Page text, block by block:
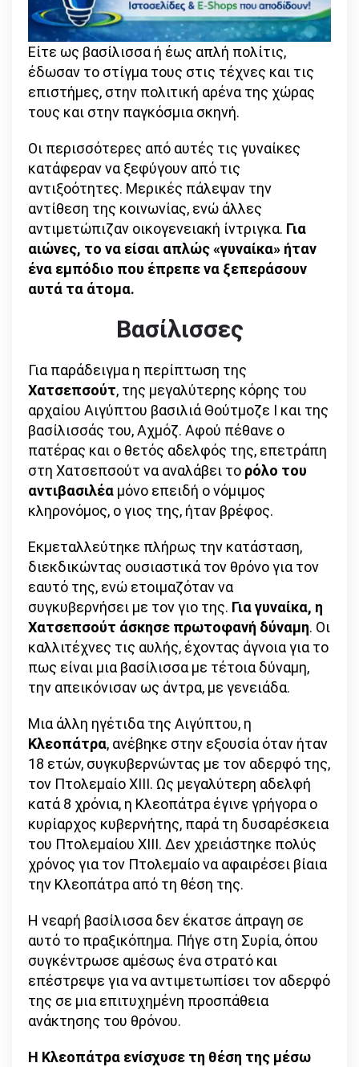
Είτε ως βασίλισσα ή έως απλή πολίτις,
έδωσαν το στίγμα τους στις τέχνες και τις
επιστήμες, στην πολιτική αρένα της χώρας
τους και στην παγκόσμια σκηνή.
Οι περισσότερες από αυτές τις γυναίκες
κατάφεραν να ξεφύγουν από τις
αντιξοότητες. Μερικές πάλεψαν την
αντίθεση της κοινωνίας, ενώ άλλες
αντιμετώπιζαν οικογενειακή ίντριγκα. Για
αιώνες, το να είσαι απλώς «γυναίκα» ήταν
ένα εμπόδιο που έπρεπε να ξεπεράσουν
αυτά τα άτομα.
Βασίλισσες
Για παράδειγμα η περίπτωση της
Χατσεπσούτ, της μεγαλύτερης κόρης του
αρχαίου Αιγύπτου βασιλιά Θούτμοζε Ι και της
βασίλισσάς του, Αχμόζ. Αφού πέθανε ο
πατέρας και ο θετός αδελφός της, επετράπη
στη Χατσεπσούτ να αναλάβει το ρόλο του
αντιβασιλέα μόνο επειδή ο νόμιμος
κληρονόμος, ο γιος της, ήταν βρέφος.
Εκμεταλλεύτηκε πλήρως την κατάσταση,
διεκδικώντας ουσιαστικά τον θρόνο για τον
εαυτό της, ενώ ετοιμαζόταν να
συγκυβερνήσει με τον γιο της. Για γυναίκα, η
Χατσεπσούτ άσκησε πρωτοφανή δύναμη. Οι
καλλιτέχνες τις αυλής, έχοντας άγνοια για το
πως είναι μια βασίλισσα με τέτοια δύναμη,
την απεικόνισαν ως άντρα, με γενειάδα.
Μια άλλη ηγέτιδα της Αιγύπτου, η
Κλεοπάτρα, ανέβηκε στην εξουσία όταν ήταν
18 ετών, συγκυβερνώντας με τον αδερφό της,
τον Πτολεμαίο XIII. Ως μεγαλύτερη αδελφή
κατά 8 χρόνια, η Κλεοπάτρα έγινε γρήγορα ο
κυρίαρχος κυβερνήτης, παρά τη δυσαρέσκεια
του Πτολεμαίου XIII. Δεν χρειάστηκε πολύς
χρόνος για τον Πτολεμαίο να αφαιρέσει βίαια
την Κλεοπάτρα από τη θέση της.
Η νεαρή βασίλισσα δεν έκατσε άπραγη σε
αυτό το πραξικόπημα. Πήγε στη Συρία, όπου
συγκέντρωσε αμέσως ένα στρατό και
επέστρεψε για να αντιμετωπίσει τον αδερφό
της σε μια επιτυχημένη προσπάθεια
ανάκτησης του θρόνου.
Η Κλεοπάτρα ενίσχυσε τη θέση της μέσω